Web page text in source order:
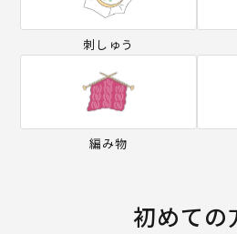
刺しゅう
編み物
初めての